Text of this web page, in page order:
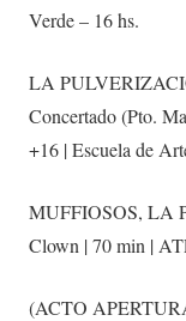
Verde – 16 hs.
LA
Concertado (Pto.
+16 | Escuela de
MUFFIOSOS, LA
Clown | 70 min |
(ACTO